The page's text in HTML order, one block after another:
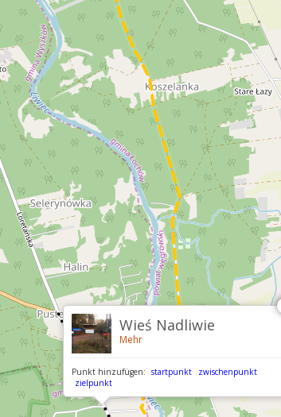
Wieś Nadliwie
Mehr
Punkt hinzufügen: startpunkt
zwischenpunkt
zielpunkt